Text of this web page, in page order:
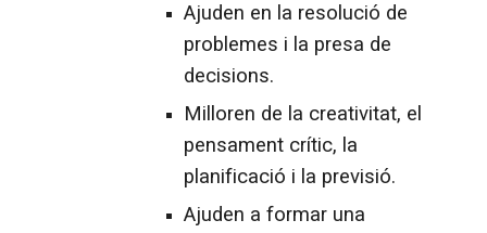
Ajuden en la resolució de
problemes i la presa de
decisions.
Milloren de la creativitat, el
pensament crític, la
planificació i la previsió.
Ajuden a formar una